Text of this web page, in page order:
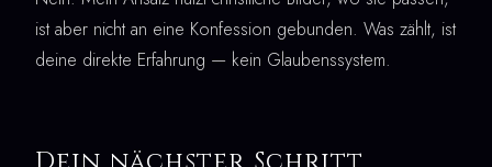
ist aber nicht an eine Konfession gebunden. Was zählt, ist
deine direkte Erfahrung — kein Glaubenssystem.